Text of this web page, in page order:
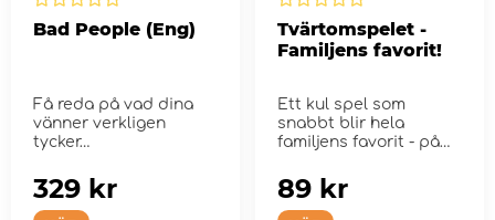
Bad People (Eng)
Få reda på vad dina
vänner verkligen
tycker…
329 kr
Tvärtomspelet -
Familjens favorit!
Ett kul spel som
snabbt blir hela
familjens favorit - på
89 kr